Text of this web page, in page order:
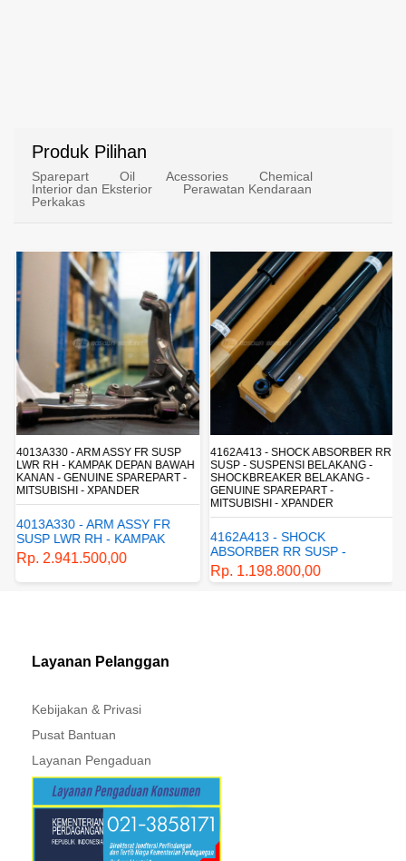
Produk Pilihan
Sparepart Oil Acessories
Chemical
Interior dan Eksterior
Perawatan Kendaraan
Perkakas
4013A330 - ARM ASSY FR SUSP
LWR RH - KAMPAK DEPAN BAWAH
KANAN - GENUINE SPAREPART -
MITSUBISHI - XPANDER
4013A330 - ARM ASSY FR
SUSP LWR RH - KAMPAK
DEPAN BAWAH KANAN -
GENUINE SPAREPART -
MITSUBISHI - XPANDER
Rp. 2.941.500,00
4162A413 - SHOCK ABSORBER RR
SUSP - SUSPENSI BELAKANG -
SHOCKBREAKER BELAKANG -
GENUINE SPAREPART -
MITSUBISHI - XPANDER
4162A413 - SHOCK
ABSORBER RR SUSP -
SUSPENSI BELAKANG -
SHOCKBREAKER BELAKANG
Rp. 1.198.800,00
Layanan Pelanggan
Kebijakan & Privasi
Pusat Bantuan
Layanan Pengaduan